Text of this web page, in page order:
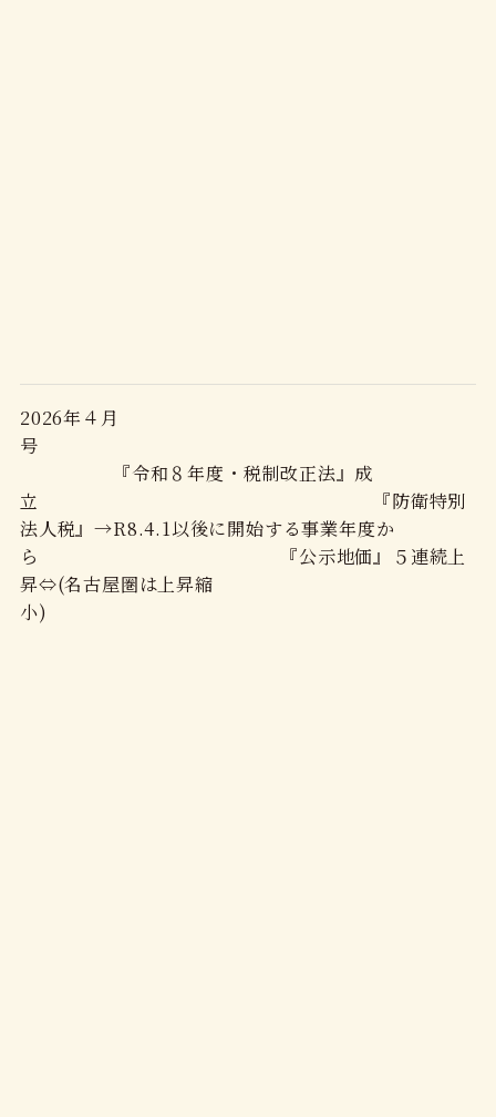
2026年４月
号
『令和８年度・税制改正法』成
立 『防衛特別
法人税』→R8.4.1以後に開始する事業年度か
ら 『公示地価』５連続上
昇⇔(名古屋圏は上昇縮
小)